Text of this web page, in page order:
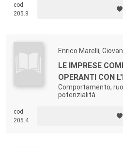
cod.
205.8
Enrico Marelli,
LE IMPRESE
OPERANTI CON
Comportamento,
potenzialità
cod.
205.4